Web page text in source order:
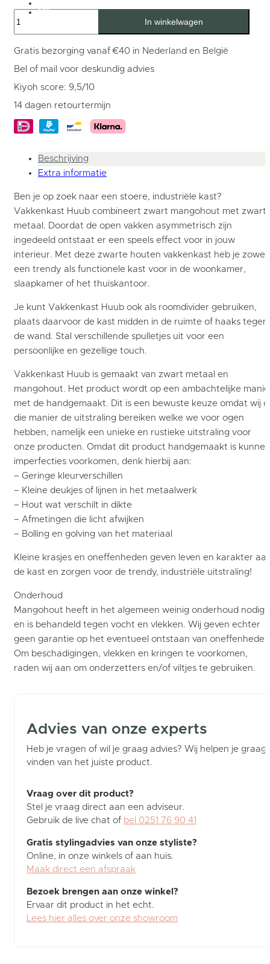
Mijn
Vakkenkast
Huub
175
145
-
Roomdivider
aantal
In winkelwagen
Gratis bezorging vanaf €40 in Nederland en België
Bel of mail voor deskundig advies
Kiyoh score: 9,5/10
14 dagen retourtermijn
Beschrijving
Extra informatie
Ben je op zoek naar een stoere, industriële kast?
Vakkenkast Huub combineert zwart mangohout met zwart
metaal. Doordat de open vakken asymmetrisch zijn
ingedeeld ontstaat er een speels effect voor in jouw
interieur. Met deze zwarte houten vakkenkast heb je zowel
een trendy als functionele kast voor in de woonkamer,
slaapkamer of het thuiskantoor.
Je kunt Vakkenkast Huub ook als roomdivider gebruiken,
plaats daarvoor de kast midden in de ruimte of haaks tegen
de wand. Stal verschillende spulletjes uit voor een
persoonlijke en gezellige touch.
Vakkenkast Huub is gemaakt van zwart metaal en
mangohout. Het product wordt op een ambachtelijke
met de handgemaakt. Dit is een bewuste keuze omdat wij
die manier de uitstraling bereiken welke we voor ogen
hebben, namelijk een unieke en rustieke uitstraling voor
onze producten. Omdat dit product handgemaakt is kunnen
imperfecties voorkomen, denk hierbij aan:
– Geringe kleurverschillen
– Kleine deukjes of lijnen in het metaalwerk
– Hout wat verschilt in dikte
– Afmetingen die licht afwijken
– Bolling en golving van het materiaal
Kleine krasjes en oneffenheden geven leven en karakter
de kast en zorgen voor de trendy, industriële uitstraling!
Onderhoud
Mangohout heeft in het algemeen weinig onderhoud nodig
en is behandeld tegen vocht en vlekken. Wij geven echter
geen garantie op het eventueel ontstaan van
Om beschadigingen, vlekken en kringen te voorkomen,
raden wij aan om onderzetters en/of viltjes te gebruiken.
Advies van onze experts
Heb je vragen of wil je graag advies? Wij helpen je graag
vinden van het juiste product.
Vraag over dit product?
Stel je vraag direct aan een adviseur.
Gebruik de live chat of bel 0251 76 90 41
Gratis stylingadvies van onze styliste?
Online, in onze winkels of aan huis.
Maak direct een afspraak
Bezoek brengen aan onze winkel?
Ervaar dit product in het echt.
Lees hier alles over onze showroom